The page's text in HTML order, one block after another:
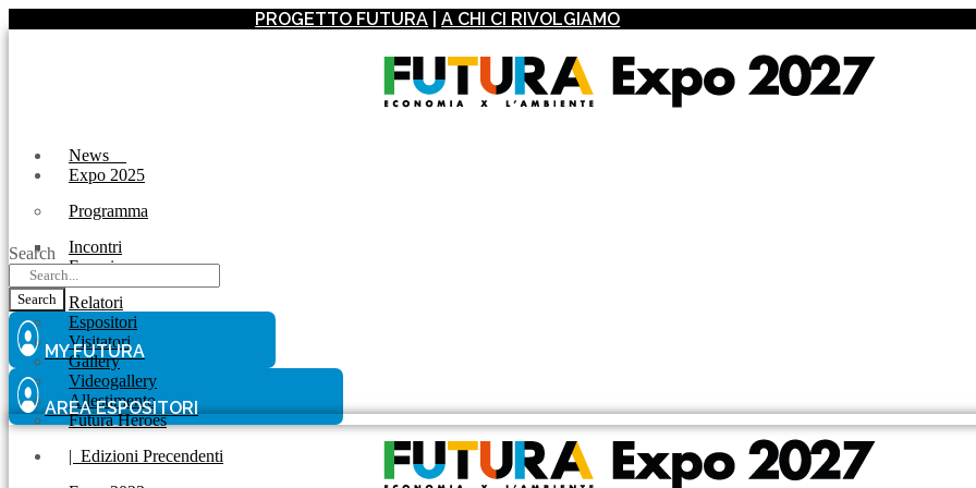
PROGETTO FUTURA |A CHI CI RIVOLGIAMO
News
Expo 2025
Programma
Incontri
Experience
Relatori
Espositori
Visitatori
Gallery
Videogallery
Allestimento
Futura Heroes
| Edizioni Precendenti
Search
Search
MY FUTURA
AREA ESPOSITORI